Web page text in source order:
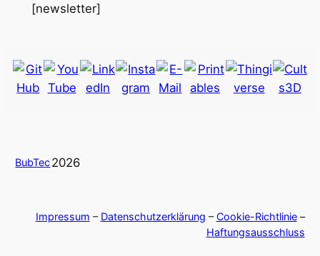
[newsletter]
BubTec2026
Impressum – Datenschutzerklärung –Cookie-Richtlinie–
Haftungsausschluss